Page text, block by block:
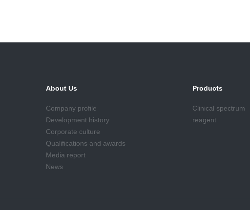
About Us
Company profile
Development history
Corporate culture
Qualifications and awards
Media report
News
Products
Clinical spectrum
reagent